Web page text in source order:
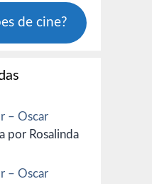
de cine?
– Oscar
por Rosalinda
– Oscar